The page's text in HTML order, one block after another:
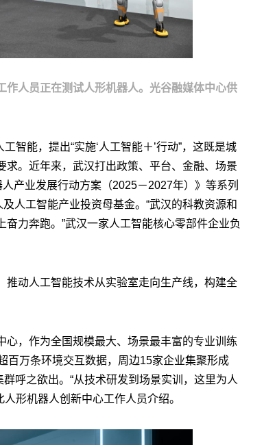
作人员正在测试人形机器人。光谷融媒体中心供
智能，提出“实施‘人工智能＋’行动”，这既是城
。近年来，武汉打出政策、平台、金融、场景
产业发展行动方案（2025－2027年）》等系列
人工智能产业投资母基金。“武汉的科教资源和
力奔跑。”武汉一家人工智能核心零部件企业负
推动人工智能技术从实验室走向生产线，构建全
心，作为全国规模最大、场景最丰富的专业训练
百万条环境交互数据，周边15家企业集聚形成
呼之欲出。“从技术研发到场景实训，这里为人
形机器人创新中心工作人员介绍。